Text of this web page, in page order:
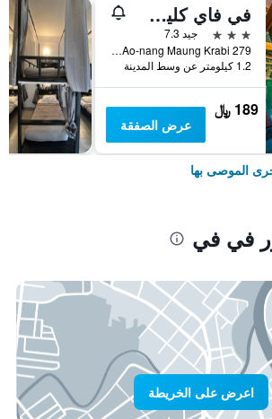
في فاي كليف بيتش ريزورت
3 نجوم
جيد 7.3
279 Moo.7 Ao-nang Maung Krabi, جزر في في, تايلاند
1.2 كيلومتر عن وسط المدينة
189 ﷼
عرض الصفقة
الموصى بها
في في
اعرض على الخريطة